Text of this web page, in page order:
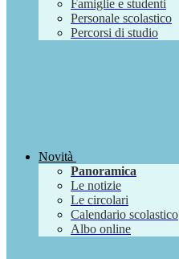
Famiglie e studenti
Personale scolastico
Percorsi di studio
Novità
Panoramica
Le notizie
Le circolari
Calendario scolastico
Albo online